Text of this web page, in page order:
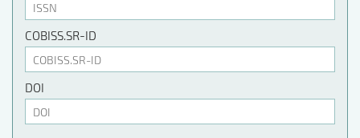
COBISS.SR-ID
DOI